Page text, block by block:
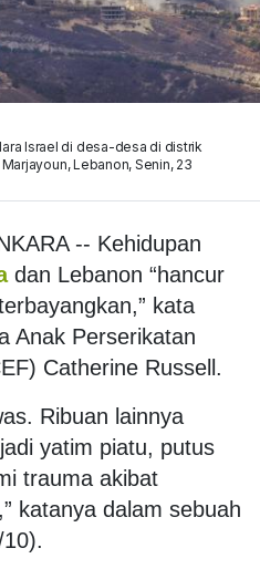
Israel di desa-desa di distrik
Lebanon, Senin, 23
-- Kehidupan
dan Lebanon “hancur
kata
Anak Perserikatan
Catherine Russell.
Ribuan lainnya
yatim piatu, putus
trauma akibat
katanya dalam sebuah